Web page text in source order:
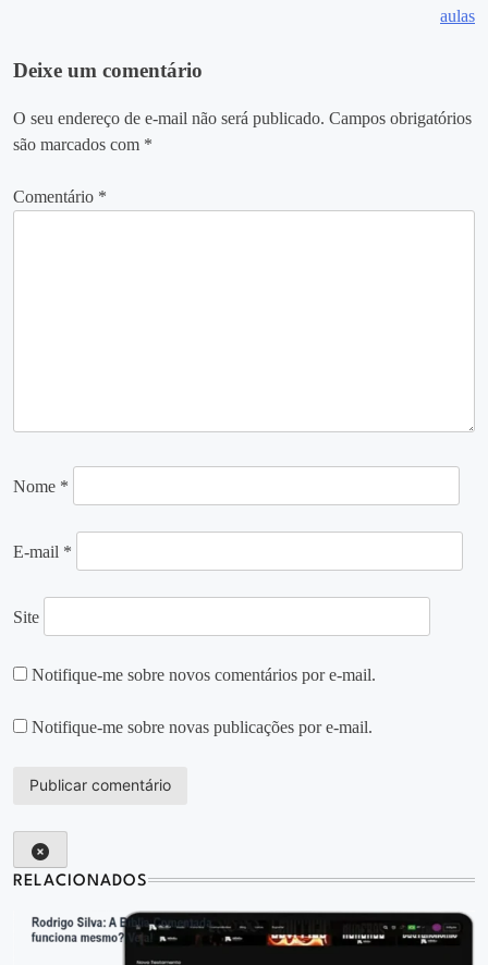
aulas
Deixe um comentário
O seu endereço de e-mail não será publicado. Campos obrigatórios
são marcados com *
Comentário *
Nome *
E-mail *
Site
Notifique-me sobre novos comentários por e-mail.
Notifique-me sobre novas publicações por e-mail.
RELACIONADOS